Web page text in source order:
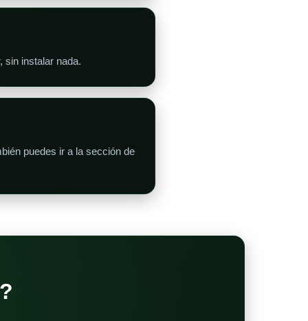
sin instalar nada.
puedes ir a la sección de